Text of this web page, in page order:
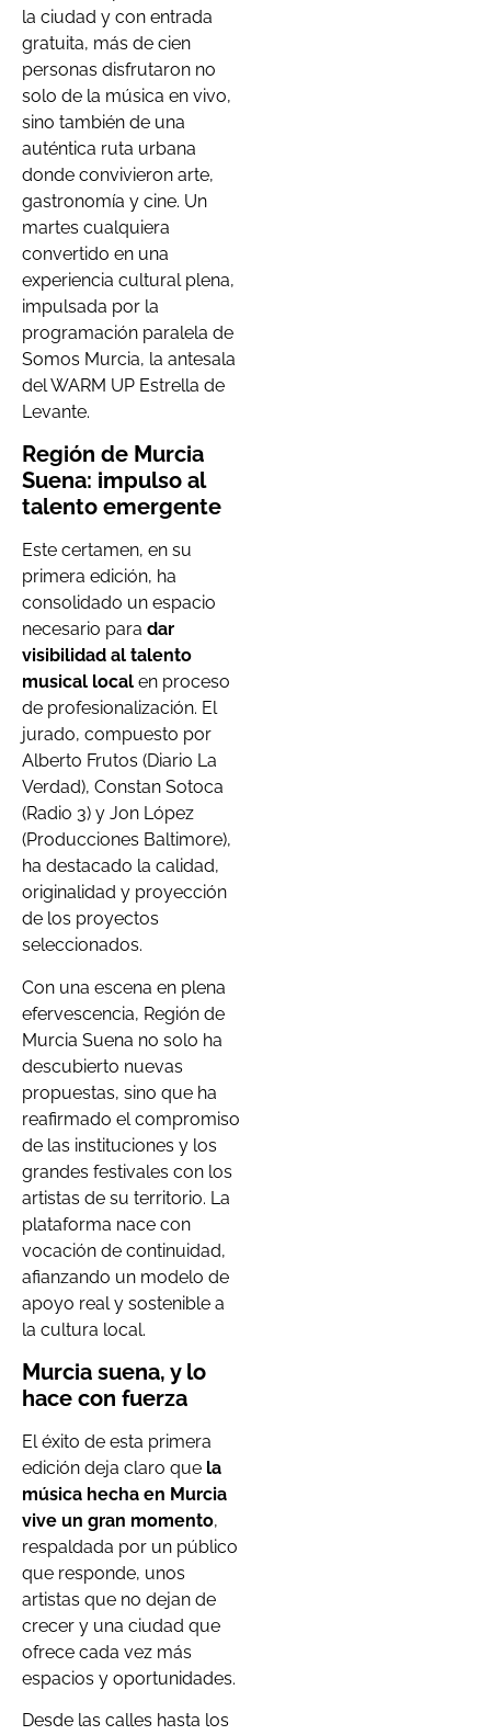
la ciudad y con entrada
gratuita, más de cien
personas disfrutaron no
solo de la música en vivo,
sino también de una
auténtica ruta urbana
donde convivieron arte,
gastronomía y cine. Un
martes cualquiera
convertido en una
experiencia cultural plena,
impulsada por la
programación paralela de
Somos Murcia, la antesala
del WARM UP Estrella de
Levante.
Región de Murcia
Suena: impulso al
talento emergente
Este certamen, en su
primera edición, ha
consolidado un espacio
necesario para dar
visibilidad al talento
musical local en proceso
de profesionalización. El
jurado, compuesto por
Alberto Frutos (Diario La
Verdad), Constan Sotoca
(Radio 3) y Jon López
(Producciones Baltimore),
ha destacado la calidad,
originalidad y proyección
de los proyectos
seleccionados.
Con una escena en plena
efervescencia, Región de
Murcia Suena no solo ha
descubierto nuevas
propuestas, sino que ha
reafirmado el compromiso
de las instituciones y los
grandes festivales con los
artistas de su territorio. La
plataforma nace con
vocación de continuidad,
afianzando un modelo de
apoyo real y sostenible a
la cultura local.
Murcia suena, y lo
hace con fuerza
El éxito de esta primera
edición deja claro que la
música hecha en Murcia
vive un gran momento,
respaldada por un público
que responde, unos
artistas que no dejan de
crecer y una ciudad que
ofrece cada vez más
espacios y oportunidades.
Desde las calles hasta los